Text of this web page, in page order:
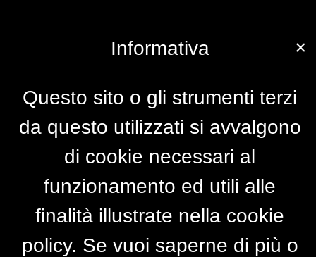
×
Informativa
Questo sito o gli strumenti terzi
da questo utilizzati si avvalgono
di cookie necessari al
funzionamento ed utili alle
finalità illustrate nella cookie
policy. Se vuoi saperne di più o